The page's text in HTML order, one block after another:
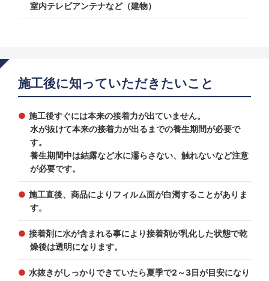
室内テレビアンテナなど（建物）
施工後に知っていただきたいこと
施工後すぐには本来の接着力が出ていません。
水が抜けて本来の接着力が出るまでの養生期間が必要で
す。
養生期間中は結露など水に濡らさない、触れないなど注意
が必要です。
施工直後、商品によりフィルム面が白濁することがありま
す。
接着剤に水が含まれる事により接着剤が乳化した状態で乾
燥後は透明になります。
水抜きがしっかりできていたら夏季で2～3日が目安になり